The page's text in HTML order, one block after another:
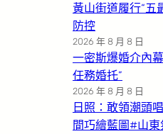
黃山街道履行“五
防控
2026 年 8 月 8 日
一密斯爆婚介內
任務婚托”
2026 年 8 月 8 日
日照：敢領潮頭
間巧繪藍圖#山